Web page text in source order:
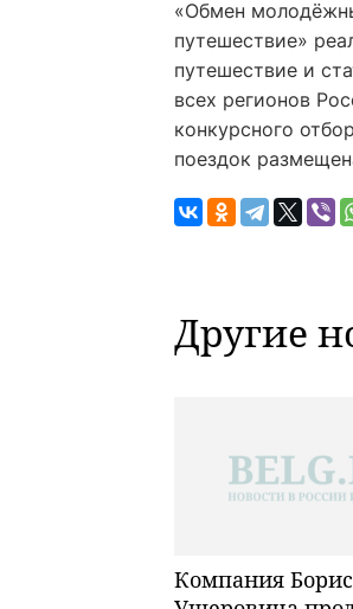
«Обмен
путешествие»
путешествие и
всех регионов
конкурсного
поездок
Другие
Компания